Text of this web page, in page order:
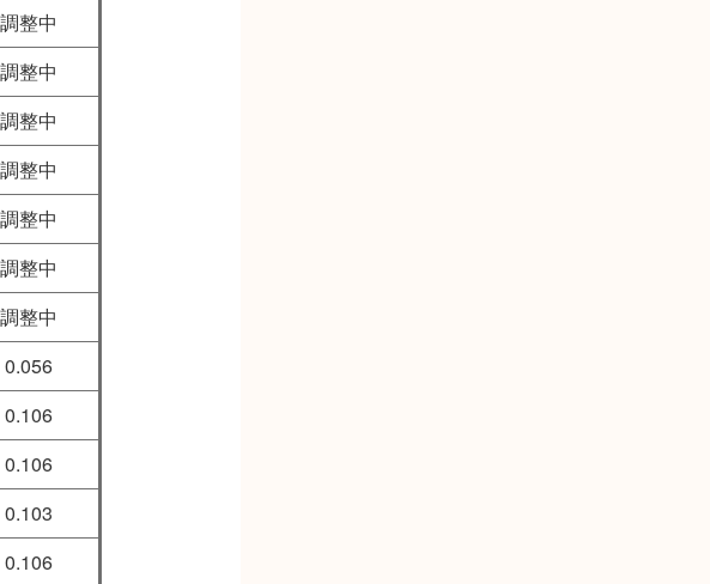
調整中
調整中
調整中
調整中
調整中
調整中
調整中
0.056
0.106
0.106
0.103
0.106